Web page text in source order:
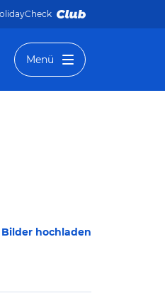
Menü
Bilder hochladen